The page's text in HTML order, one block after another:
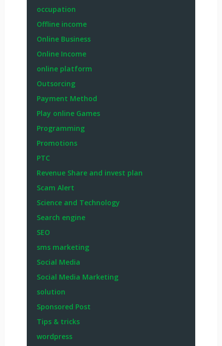
occupation
Offline income
Online Business
Online Income
online platform
Outsorcing
Payment Method
Play online Games
Programming
Promotions
PTC
Revenue Share and invest plan
Scam Alert
Science and Technology
Search engine
SEO
sms marketing
Social Media
Social Media Marketing
solution
Sponsored Post
Tips & tricks
wordpress